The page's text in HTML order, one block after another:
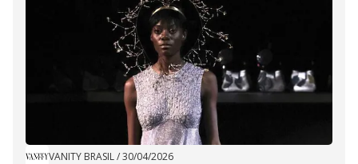
VANITY BRASIL/30/04/2026